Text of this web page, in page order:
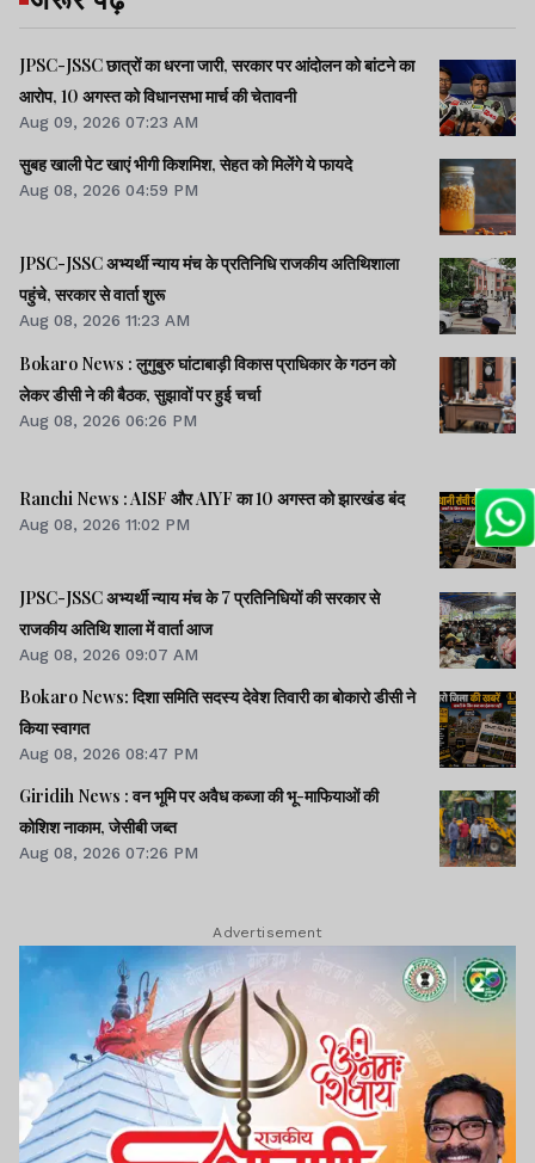
JPSC-JSSC छात्रों का धरना जारी, सरकार पर आंदोलन को बांटने का
आरोप, 10 अगस्त को विधानसभा मार्च की चेतावनी
Aug 09, 2026 07:23 AM
सुबह खाली पेट खाएं भीगी किशमिश, सेहत को मिलेंगे ये फायदे
Aug 08, 2026 04:59 PM
JPSC-JSSC अभ्यर्थी न्याय मंच के प्रतिनिधि राजकीय अतिथिशाला
पहुंचे, सरकार से वार्ता शुरू
Aug 08, 2026 11:23 AM
Bokaro News : लुगुबुरु घांटाबाड़ी विकास प्राधिकार के गठन को
लेकर डीसी ने की बैठक, सुझावों पर हुई चर्चा
Aug 08, 2026 06:26 PM
Ranchi News : AISF और AIYF का 10 अगस्त को झारखंड बंद
Aug 08, 2026 11:02 PM
JPSC-JSSC अभ्यर्थी न्याय मंच के 7 प्रतिनिधियों की सरकार से
राजकीय अतिथि शाला में वार्ता आज
Aug 08, 2026 09:07 AM
Bokaro News: दिशा समिति सदस्य देवेश तिवारी का बोकारो डीसी ने
किया स्वागत
Aug 08, 2026 08:47 PM
Giridih News : वन भूमि पर अवैध कब्जा की भू-माफियाओं की
कोशिश नाकाम, जेसीबी जब्त
Aug 08, 2026 07:26 PM
Advertisement